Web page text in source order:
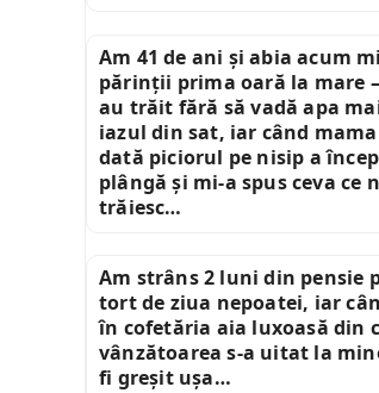
Am 41 de ani și abia acum
părinții prima oară la mare
au trăit fără să vadă apa
iazul din sat, iar când
dată piciorul pe nisip a
plângă și mi-a spus ceva ce
trăiesc…
Am strâns 2 luni din pensie
tort de ziua nepoatei, iar
în cofetăria aia luxoasă din
vânzătoarea s-a uitat la
fi greșit ușa…